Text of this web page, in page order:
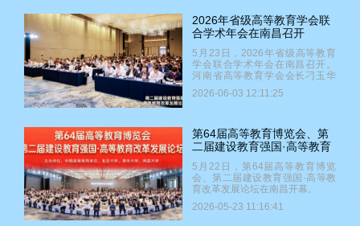
2026年省级高等教育学会联
合学术年会在南昌召开
5月23日，2026年省级高等教育
学会联合学术年会在南昌召开。
河南省高等教育学会会长刁玉华
介绍高校分类评价改革创新，构
建横向“五型”、纵向“六类”纵横交
牵引高校错位发展、特色发展。
2026-06-03 12:11:25
第64届高等教育博览会、第
二届建设教育强国·高等教育
改革发展论坛在南昌开幕
5月22日，第64届高等教育博览
会、第二届建设教育强国·高等教
育改革发展论坛在南昌开幕。
2026-05-23 11:16:41